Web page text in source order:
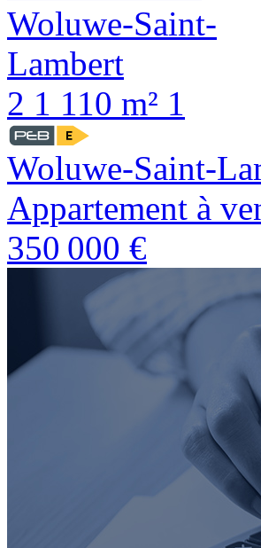
2 1 110 m² 1
Woluwe-Saint-
Appartement à
350 000 €